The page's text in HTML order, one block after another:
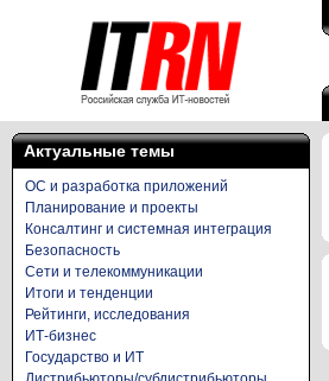
Актуальные темы
ОС и разработка приложений
Планирование и проекты
Консалтинг и системная интеграция
Безопасность
Сети и телекоммуникации
Итоги и тенденции
Рейтинги, исследования
ИТ-бизнес
Государство и ИТ